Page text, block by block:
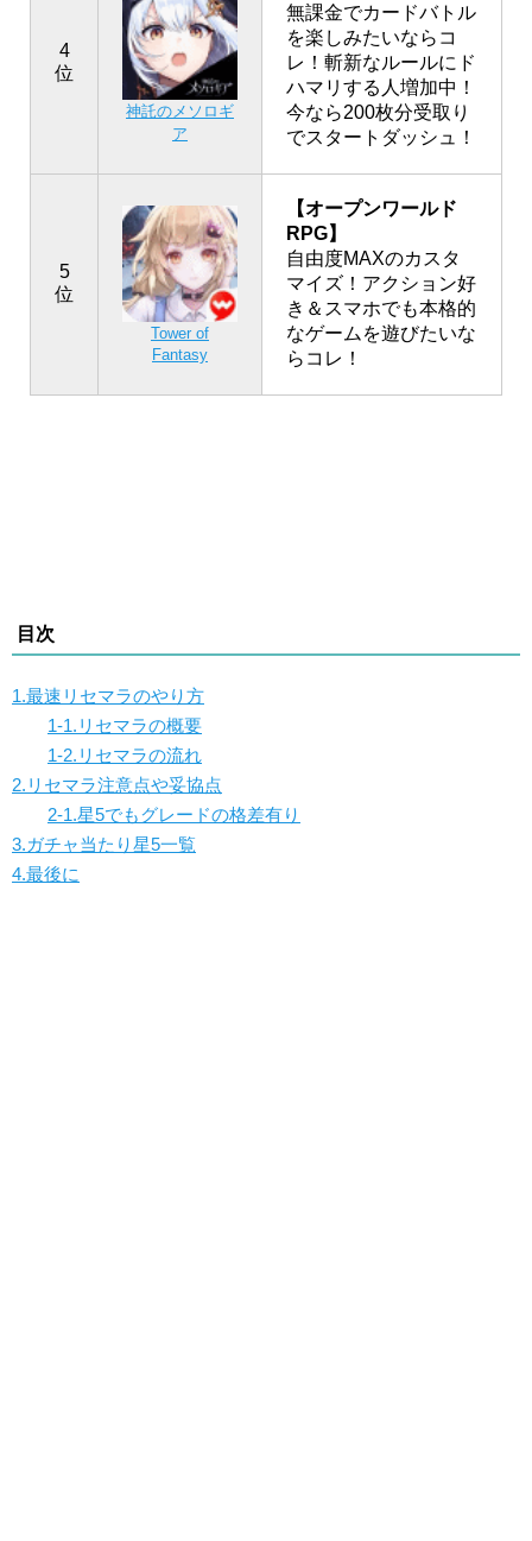
4
位
神託のメソロギ
ア
無課金でカードバトル
を楽しみたいならコ
レ！斬新なルールにド
ハマリする人増加中！
今なら200枚分受取り
でスタートダッシュ！
5
位
Tower of
Fantasy
【オープンワールド
RPG】
自由度MAXのカスタ
マイズ！アクション好
き＆スマホでも本格的
なゲームを遊びたいな
らコレ！
目次
1.最速リセマラのやり方
1-1.リセマラの概要
1-2.リセマラの流れ
2.リセマラ注意点や妥協点
2-1.星5でもグレードの格差有り
3.ガチャ当たり星5一覧
4.最後に